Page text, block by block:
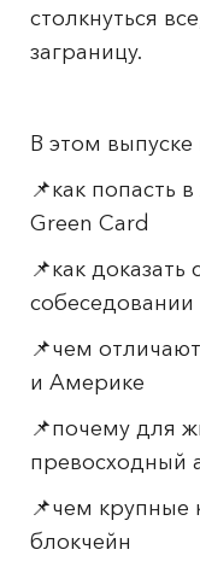
столкнуться
заграницу.
В этом выпуске
📌как попасть
Green Card
📌как доказать
📌чем
и Америке
📌почему для
превосходный
📌чем крупные
блокчейн